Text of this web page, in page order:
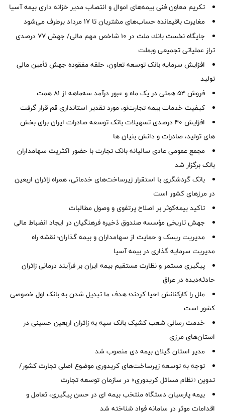
تکریم معاون فنی بیمه‌های اموال و انتصاب مدیر خزانه داری بیمه آسیا
مغایرت‌ باقیمانده حساب‌های مشتریان تا ۱۷ مرداد برطرف می‌شود
جایگاه نخست بانك ملت در 10 شاخص مهم مالی/ جهش 77 درصدی
تراز عملیاتی تجمیعی وبملت
افزایش سرمایه بانک توسعه تعاون، حلقه مفقوده جهش تأمین مالی
تولید
فروش 54 همتی در یک ماه و عبور درآمد سه‌ماهه از 81 همت
کیفیت خدمات بیمه تجارت‌نو، مورد تقدیر استانداری قم قرار گرفت
افزایش 40 درصدی تسهیلات بانک توسعه صادرات ایران برای بخش
های تولید، صادرات و دانش بنیان ها
مجمع عمومی عادی سالیانه بانک تجارت با حضور اکثریت سهامداران
بانک برگزار شد
بانک گردشگری با استقرار زیرساخت‌های خدماتی، همراه زائران اربعین
در مرزهای کشور است
تاکید بیمه‌کوثر بر اصلاح پرتفوی و وصول مطالبات ‌
جهش تاریخی مؤسسه صندوق ذخیره فرهنگیان در ایجاد انضباط مالی
مدیریت ریسک و حمایت از سهامداران و بیمه گذاران؛ نقشه راه
مدیریت سرمایه گذاری در بیمه آسیا
پیگیری مستمر و نظارت مستقیم بیمه ایران بر فرآیند درمانی زائران
حادثه‌دیده در عراق
ملل را کارکنانش احیا کردند؛ هدف ما تبدیل شدن به بانک اول خصوصی
کشور است
خدمت رسانی شعب کشیک بانک سپه به زائران اربعین حسینی در
استان‌‌های مرزی
‌مدیر استان گیلان بیمه دی منصوب شد
توجه به توسعه زیرساخت‌های کریدوری موضوع اصلی تجارت کشور/
تدوین «نظام مسائل کریدوری» در سازمان توسعه تجارت
بیمه پارسیان دستگاه منتخب بیمه ای در حسن پیگیری، تعامل و
اقدامات موثر در سامانه فواد شناخته شد